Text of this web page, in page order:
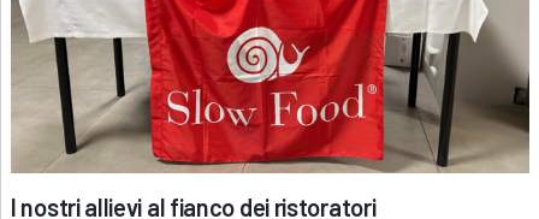
I nostri allievi al fianco dei ristoratori